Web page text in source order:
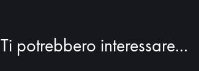
Ti potrebbero interessare...